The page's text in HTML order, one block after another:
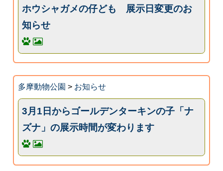
ホウシャガメの仔ども 展示日変更のお
知らせ
多摩動物公園 > お知らせ
3月1日からゴールデンターキンの子「ナ
ズナ」の展示時間が変わります